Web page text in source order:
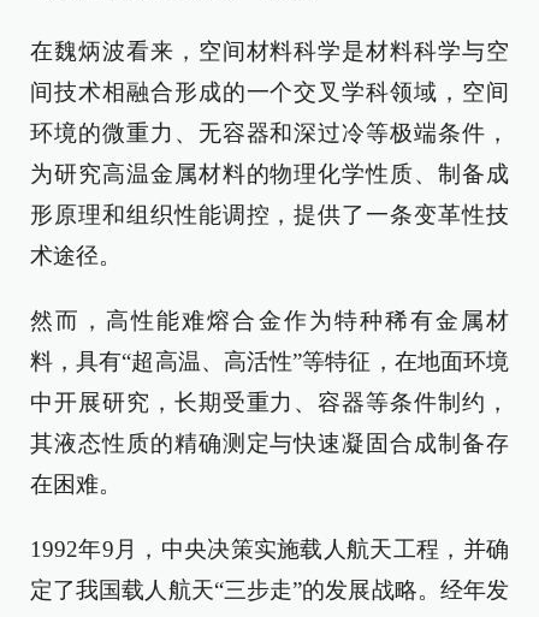
在魏炳波看来，空间材料科学是材料科学与空
间技术相融合形成的一个交叉学科领域，空间
环境的微重力、无容器和深过冷等极端条件，
为研究高温金属材料的物理化学性质、制备成
形原理和组织性能调控，提供了一条变革性技
术途径。
然而，高性能难熔合金作为特种稀有金属材
料，具有“超高温、高活性”等特征，在地面环境
中开展研究，长期受重力、容器等条件制约，
其液态性质的精确测定与快速凝固合成制备存
在困难。
1992年9月，中央决策实施载人航天工程，并确
定了我国载人航天“三步走”的发展战略。经年发